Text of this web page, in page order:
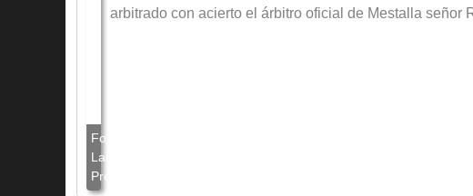
arbitrado con acierto el árbitro oficial de Mestalla señor